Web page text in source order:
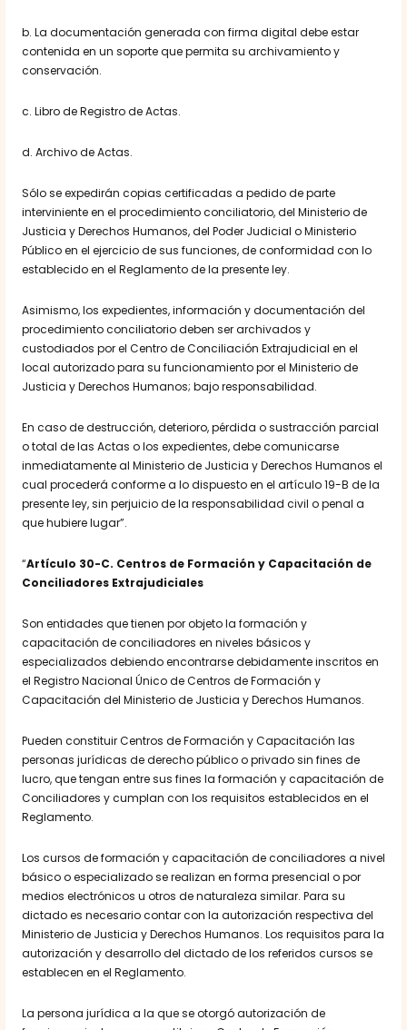
b. La documentación generada con firma digital debe estar
contenida en un soporte que permita su archivamiento y
conservación.
c. Libro de Registro de Actas.
d. Archivo de Actas.
Sólo se expedirán copias certificadas a pedido de parte
interviniente en el procedimiento conciliatorio, del Ministerio de
Justicia y Derechos Humanos, del Poder Judicial o Ministerio
Público en el ejercicio de sus funciones, de conformidad con lo
establecido en el Reglamento de la presente ley.
Asimismo, los expedientes, información y documentación del
procedimiento conciliatorio deben ser archivados y
custodiados por el Centro de Conciliación Extrajudicial en el
local autorizado para su funcionamiento por el Ministerio de
Justicia y Derechos Humanos; bajo responsabilidad.
En caso de destrucción, deterioro, pérdida o sustracción parcial
o total de las Actas o los expedientes, debe comunicarse
inmediatamente al Ministerio de Justicia y Derechos Humanos el
cual procederá conforme a lo dispuesto en el artículo 19-B de la
presente ley, sin perjuicio de la responsabilidad civil o penal a
que hubiere lugar”.
“Artículo 30-C. Centros de Formación y Capacitación de
Conciliadores Extrajudiciales
Son entidades que tienen por objeto la formación y
capacitación de conciliadores en niveles básicos y
especializados debiendo encontrarse debidamente inscritos en
el Registro Nacional Único de Centros de Formación y
Capacitación del Ministerio de Justicia y Derechos Humanos.
Pueden constituir Centros de Formación y Capacitación las
personas jurídicas de derecho público o privado sin fines de
lucro, que tengan entre sus fines la formación y capacitación de
Conciliadores y cumplan con los requisitos establecidos en el
Reglamento.
Los cursos de formación y capacitación de conciliadores a nivel
básico o especializado se realizan en forma presencial o por
medios electrónicos u otros de naturaleza similar. Para su
dictado es necesario contar con la autorización respectiva del
Ministerio de Justicia y Derechos Humanos. Los requisitos para la
autorización y desarrollo del dictado de los referidos cursos se
establecen en el Reglamento.
La persona jurídica a la que se otorgó autorización de